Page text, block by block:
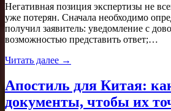
Негативная позиция экспертизы не
уже потерян. Сначала необходимо
получил заявитель: уведомление с
возможностью представить ответ;…
Читать далее →
Апостиль для Китая:
документы, чтобы их